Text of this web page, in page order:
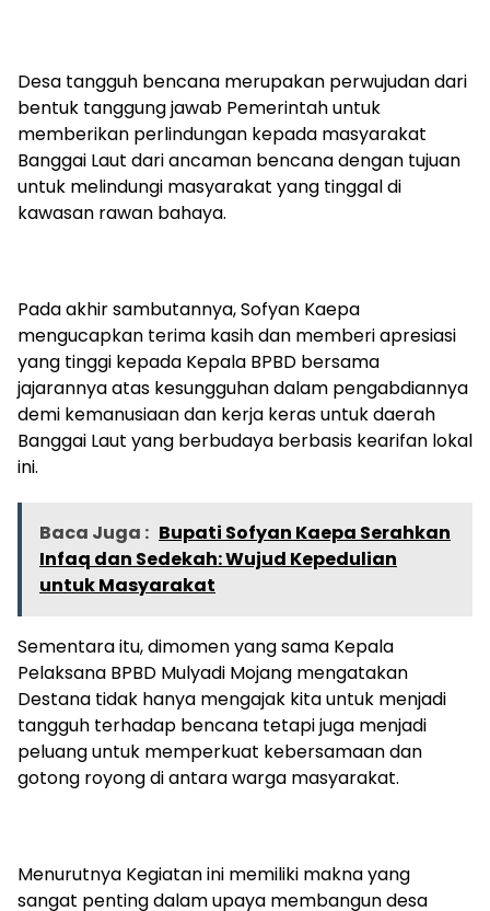
Desa tangguh bencana merupakan perwujudan dari
bentuk tanggung jawab Pemerintah untuk
memberikan perlindungan kepada masyarakat
Banggai Laut dari ancaman bencana dengan tujuan
untuk melindungi masyarakat yang tinggal di
kawasan rawan bahaya.
Pada akhir sambutannya, Sofyan Kaepa
mengucapkan terima kasih dan memberi apresiasi
yang tinggi kepada Kepala BPBD bersama
jajarannya atas kesungguhan dalam pengabdiannya
demi kemanusiaan dan kerja keras untuk daerah
Banggai Laut yang berbudaya berbasis kearifan lokal
ini.
Baca Juga : Bupati Sofyan Kaepa Serahkan
Infaq dan Sedekah: Wujud Kepedulian
untuk Masyarakat
Sementara itu, dimomen yang sama Kepala
Pelaksana BPBD Mulyadi Mojang mengatakan
Destana tidak hanya mengajak kita untuk menjadi
tangguh terhadap bencana tetapi juga menjadi
peluang untuk memperkuat kebersamaan dan
gotong royong di antara warga masyarakat.
Menurutnya Kegiatan ini memiliki makna yang
sangat penting dalam upaya membangun desa